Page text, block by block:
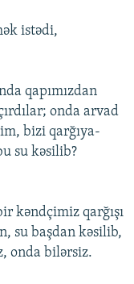
istədi,
qapımızdan
onda arvad
bizi qarğıya-
su kəsilib?
kəndçimiz qarğışı
su başdan kəsilib,
onda bilərsiz.